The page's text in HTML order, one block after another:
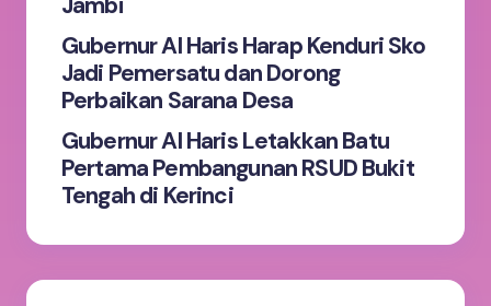
Gubernur Al Haris Harap Kenduri Sko
Jadi Pemersatu dan Dorong
Perbaikan Sarana Desa
Gubernur Al Haris Letakkan Batu
Pertama Pembangunan RSUD Bukit
Tengah di Kerinci